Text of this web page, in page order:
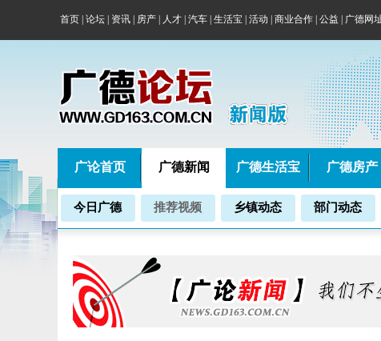
首页 论坛 资讯 房产 人才 汽车 生活宝 活动 商业合作 公益 广德网
广论首页 广德新闻 广德生活宝 广德房产
今日广德 推荐视频 乡镇动态 部门动态